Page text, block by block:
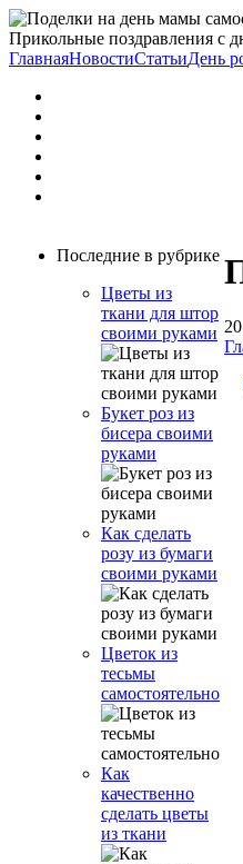
Прикольные поздравления с
ГлавнаяНовостиСтатьиДень
Последние в рубрике
Цветы из
ткани для штор
своими руками
Букет роз из
бисера своими
руками
Как сделать
розу из бумаги
своими руками
Цветок из
тесьмы
самостоятельно
Как
качественно
сделать цветы
из ткани